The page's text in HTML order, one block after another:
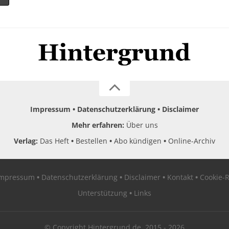
Impressum Datenschutzerklärung
Disclaimer
Mehr erfahren: Über uns
Verlag: Das Heft Bestellen Abo kündigen Online-Archiv
Datenschutzerklärung Disclaimer Kontakt
Cookie-
Unterstützung
Links